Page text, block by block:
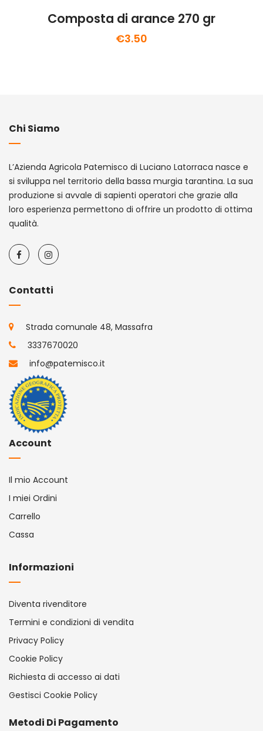
Composta di arance 270 gr
€3.50
Chi Siamo
L’Azienda Agricola Patemisco di Luciano Latorraca nasce e
si sviluppa nel territorio della bassa murgia tarantina. La sua
produzione si avvale di sapienti operatori che grazie alla
loro esperienza permettono di offrire un prodotto di ottima
qualità.
Contatti
Strada comunale 48, Massafra
3337670020
info@patemisco.it
Account
Il mio Account
I miei Ordini
Carrello
Cassa
Informazioni
Diventa rivenditore
Termini e condizioni di vendita
Privacy Policy
Cookie Policy
Richiesta di accesso ai dati
Gestisci Cookie Policy
Metodi Di Pagamento